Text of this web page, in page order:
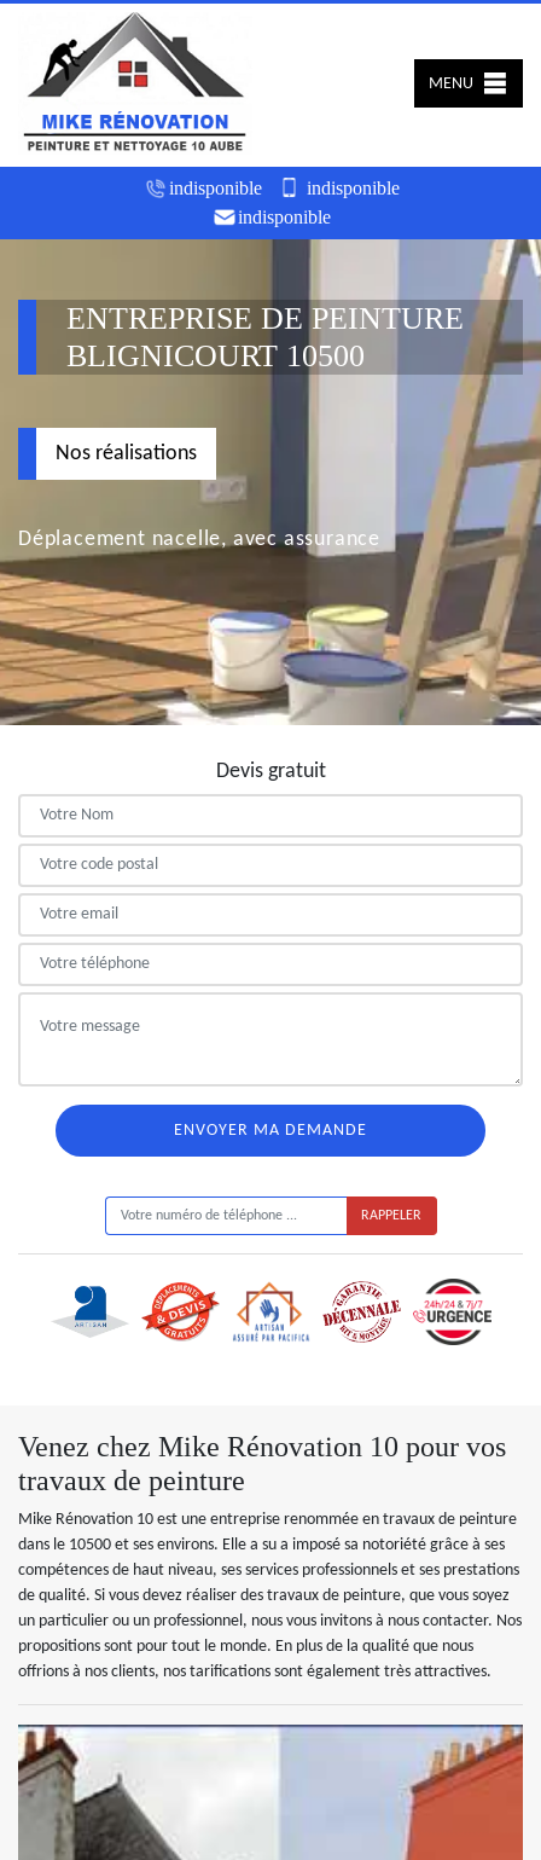
indisponible
indisponible
indisponible
MENU
ENTREPRISE DE PEINTURE
BLIGNICOURT 10500
Nos réalisations
Déplacement nacelle, avec assurance
Devis gratuit
Venez chez Mike Rénovation 10 pour vos
travaux de peinture
Mike Rénovation 10 est une entreprise renommée en travaux de peinture
dans le 10500 et ses environs. Elle a su a imposé sa notoriété grâce à ses
compétences de haut niveau, ses services professionnels et ses prestations
de qualité. Si vous devez réaliser des travaux de peinture, que vous soyez
un particulier ou un professionnel, nous vous invitons à nous contacter. Nos
propositions sont pour tout le monde. En plus de la qualité que nous
offrions à nos clients, nos tarifications sont également très attractives.